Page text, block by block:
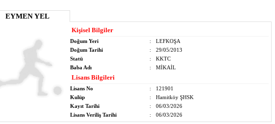
EYMEN YEL
Kişisel Bilgiler
Doğum Yeri :
LEFKOŞA
Doğum Tarihi
:
29/05/2013
Statü
:
KKTC
Baba Adı
: MİKAİL
Lisans Bilgileri
Lisans No :
121901
Kulüp
:
Hamitköy ŞHSK
Kayıt Tarihi
:
06/03/2026
Lisans Veriliş Tarihi
: 06/03/2026